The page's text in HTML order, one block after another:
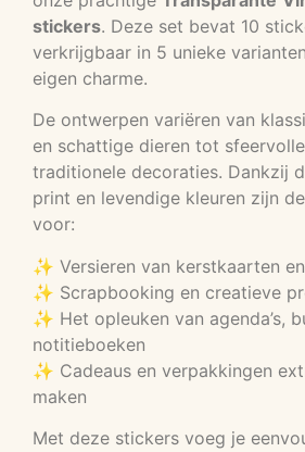
stickers. Deze set bevat 10
verkrijgbaar in 5 unieke
eigen charme.
De ontwerpen variëren van
en schattige dieren tot
traditionele decoraties. Dankzij
print en levendige kleuren zijn
voor:
✨ Versieren van kerstkaarten
✨ Scrapbooking en creatieve
✨ Het opleuken van agenda’s,
notitieboeken
✨ Cadeaus en verpakkingen
maken
Met deze stickers voeg je